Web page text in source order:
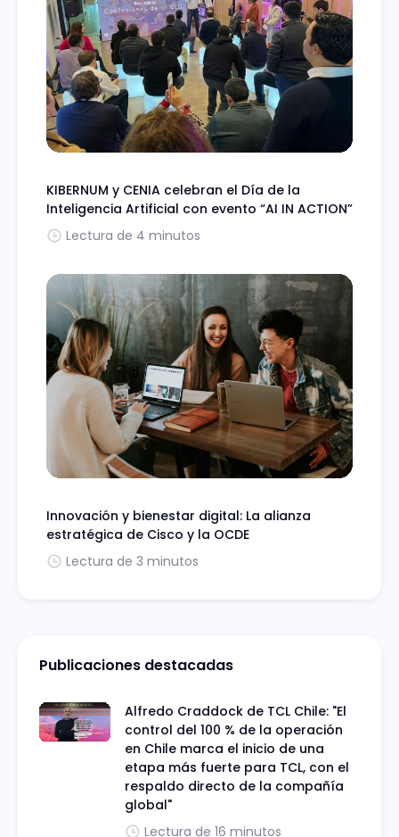
KIBERNUM y CENIA celebran el Día de la
Inteligencia Artificial con evento “AI IN ACTION”
Lectura de 4 minutos
Innovación y bienestar digital: La alianza
estratégica de Cisco y la OCDE
Lectura de 3 minutos
Publicaciones destacadas
Alfredo Craddock de TCL Chile: "El
control del 100 % de la operación
en Chile marca el inicio de una
etapa más fuerte para TCL, con el
respaldo directo de la compañía
global"
Lectura de 16 minutos